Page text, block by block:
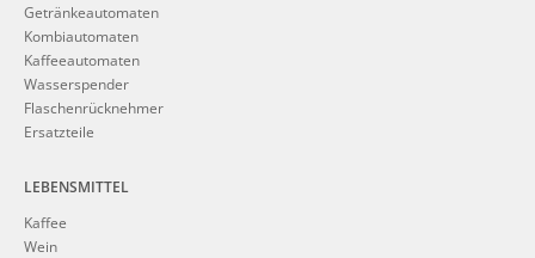
Getränkeautomaten
Kombiautomaten
Kaffeeautomaten
Wasserspender
Flaschenrücknehmer
Ersatzteile
LEBENSMITTEL
Kaffee
Wein